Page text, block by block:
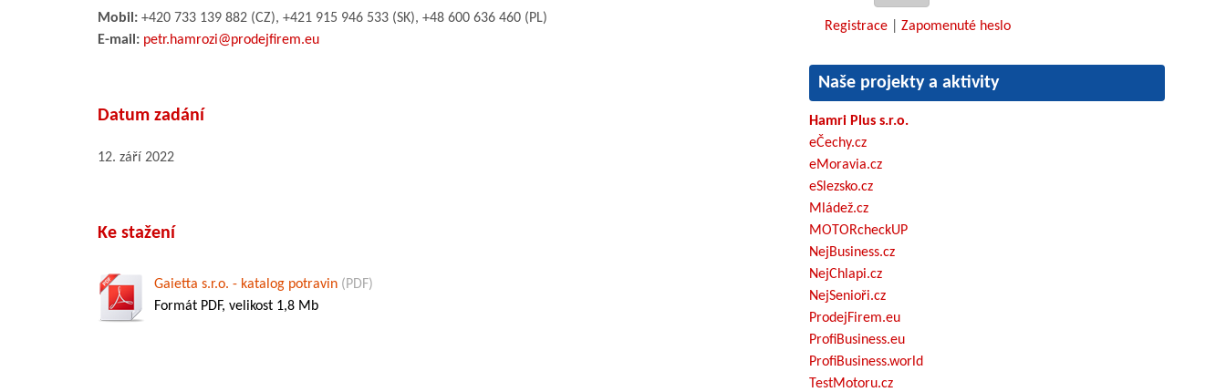
Mobil: +420 733 139 882 (CZ), +421 915 946 533 (SK), +48 600 636 460 (PL)
E-mail: petr.hamrozi@prodejfirem.eu
Datum zadání
12. září 2022
Ke stažení
Gaietta s.r.o. - katalog potravin (PDF)
Formát PDF, velikost 1,8 Mb
Registrace Zapomenuté heslo
Naše projekty a aktivity
Hamri Plus s.r.o.
eČechy.cz
eMoravia.cz
eSlezsko.cz
Mládež.cz
MOTORcheckUP
NejBusiness.cz
NejChlapi.cz
NejSenioři.cz
ProdejFirem.eu
ProfiBusiness.eu
ProfiBusiness.world
TestMotoru.cz